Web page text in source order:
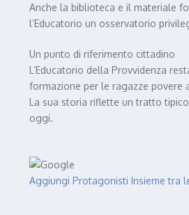
Anche la biblioteca e il materiale
l’Educatorio un osservatorio
Un punto di riferimento cittadino
L’Educatorio della Provvidenza
formazione per le ragazze povere
La sua storia riflette un tratto
oggi.
Aggiungi Protagonisti Insieme tra